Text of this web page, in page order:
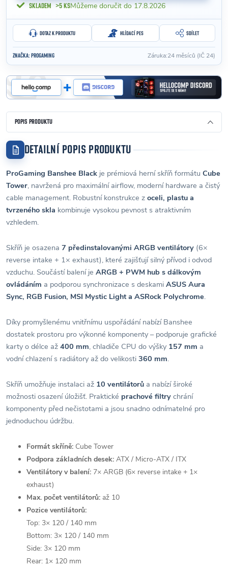
SKLADEM >5 KS 17.8.2026
DOTAZ K PRODUKTU HLÍDACÍ PES SDÍLET
ZNAČKA: PROGAMING Záruka:24 měsíců (IČ 24)
POPIS PRODUKTU
DETAILNÍ POPIS PRODUKTU
ProGaming Banshee Black je prémiová herní skříň formátu Cube
Tower, navržená pro maximální airflow, moderní hardware a čistý
cable management. Robustní konstrukce z oceli, plastu a
tvrzeného skla kombinuje vysokou pevnost s atraktivním
vzhledem.
Skříň je osazena 7 předinstalovanými ARGB ventilátory (6×
reverse intake + 1× exhaust), které zajišťují silný přívod i odvod
vzduchu. Součástí balení je ARGB + PWM hub s dálkovým
ovládáním a podporou synchronizace s deskami ASUS Aura
Sync, RGB Fusion, MSI Mystic Light a ASRock Polychrome.
Díky promyšlenému vnitřnímu uspořádání nabízí Banshee
dostatek prostoru pro výkonné komponenty – podporuje grafické
karty o délce až 400 mm, chladiče CPU do výšky 157 mm a
vodní chlazení s radiátory až do velikosti 360 mm.
Skříň umožňuje instalaci až 10 ventilátorů a nabízí široké
možnosti osazení úložišť. Praktické prachové filtry chrání
komponenty před nečistotami a jsou snadno odnímatelné pro
jednoduchou údržbu.
Formát skříně: Cube Tower
Podpora základních desek: ATX / Micro-ATX / ITX
Ventilátory v balení: 7× ARGB (6× reverse intake + 1×
exhaust)
Max. počet ventilátorů: až 10
Pozice ventilátorů:
Top: 3× 120 / 140 mm
Bottom: 3× 120 / 140 mm
Side: 3× 120 mm
Rear: 1× 120 mm